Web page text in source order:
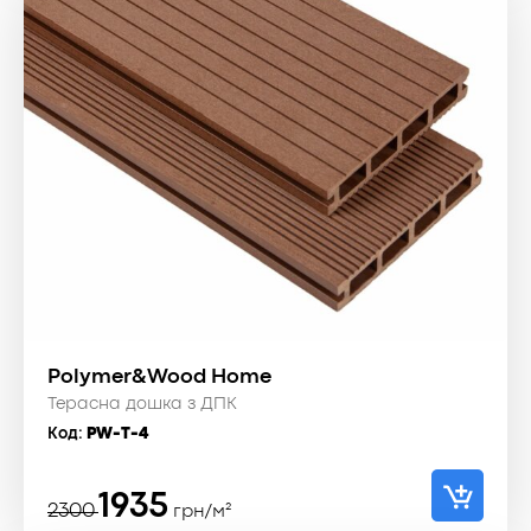
Polymer&Wood Home
Терасна дошка з ДПК
Код: PW-T-4
2300
Оригінальна
1935
Поточнагрн/м²